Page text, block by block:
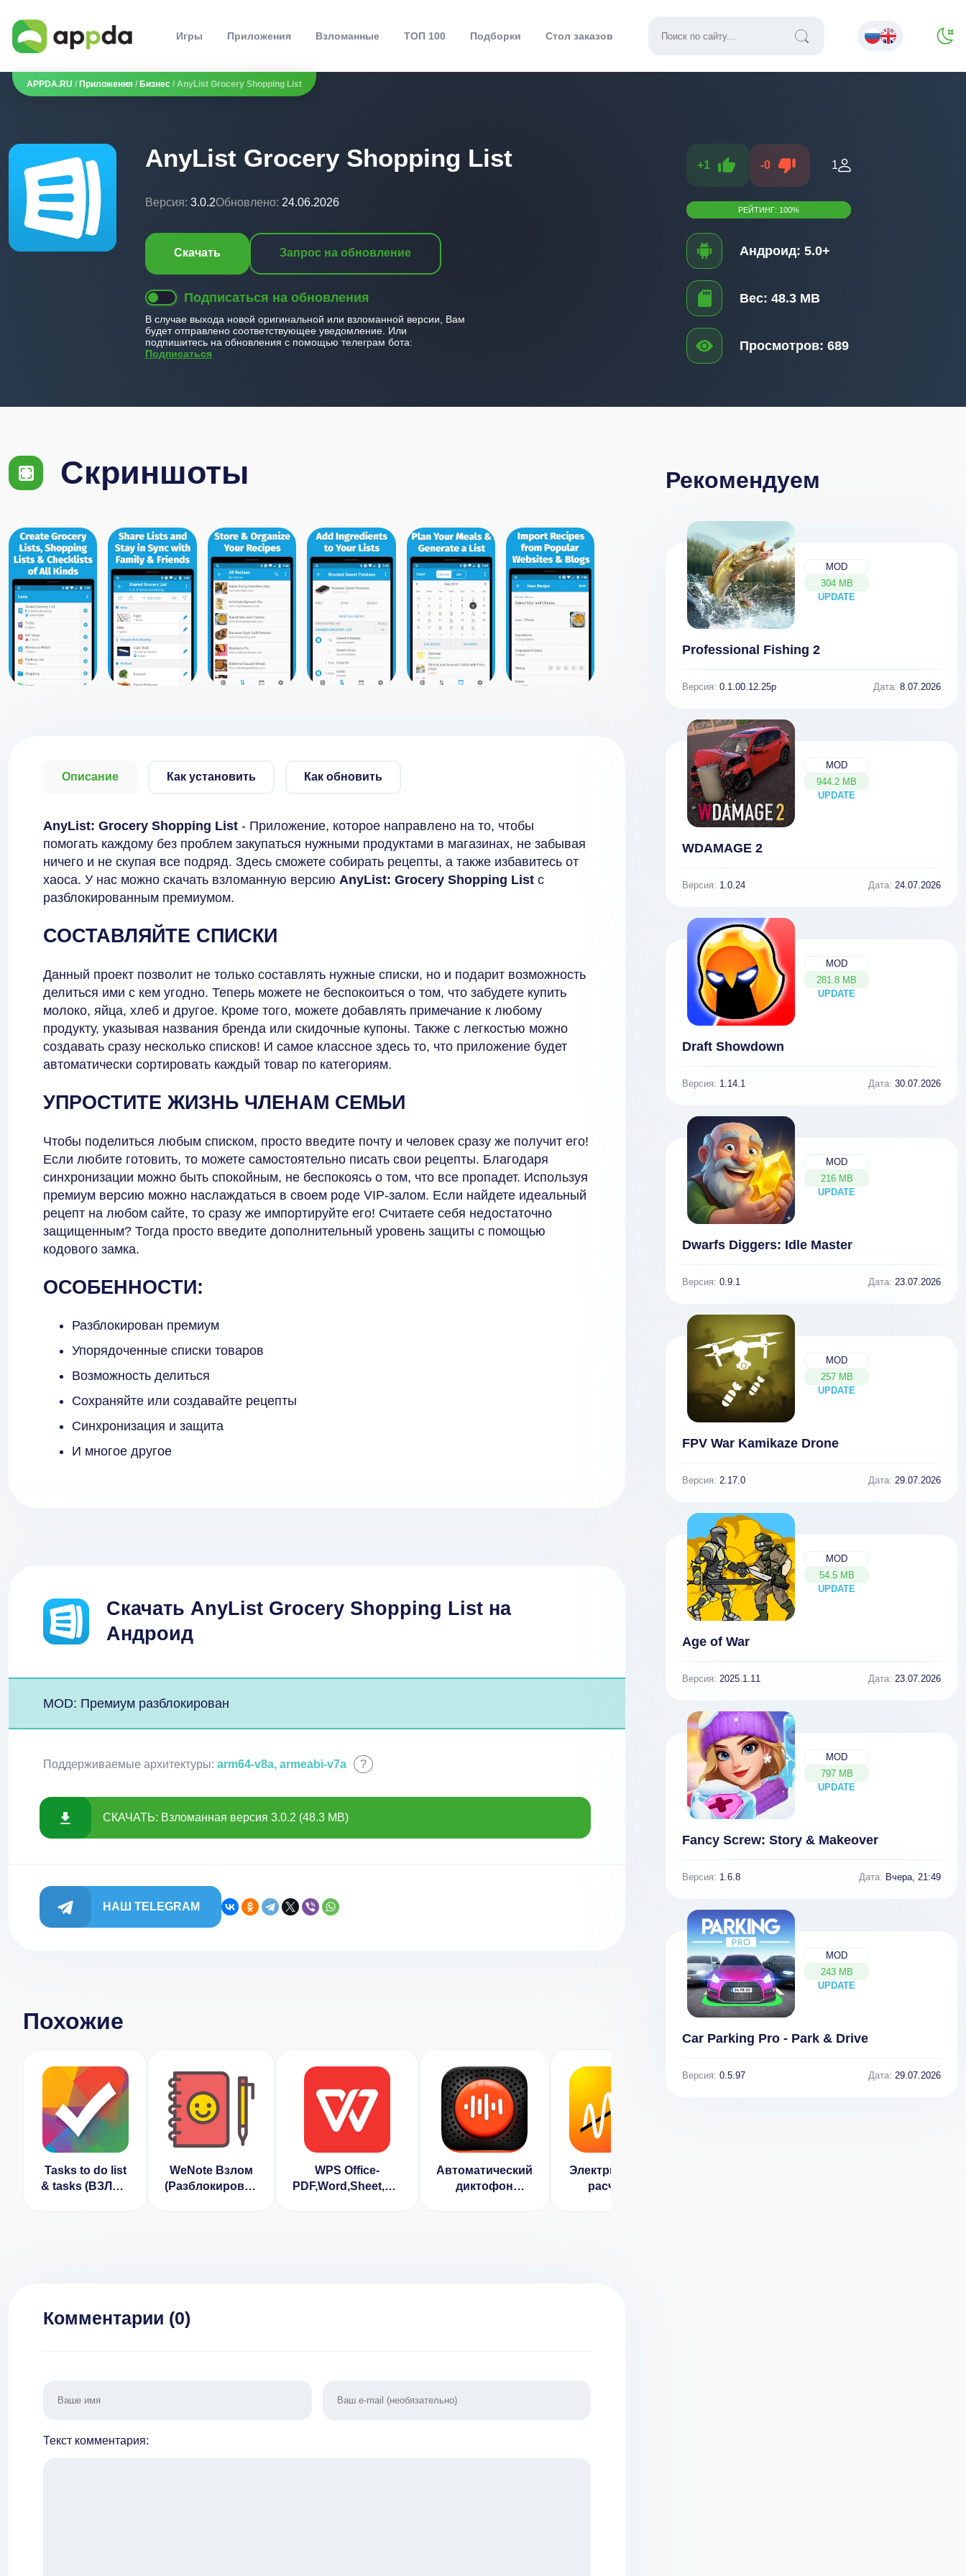
Игры Приложения Взломанные ТОП 100 Подборки Стол заказов
APPDA.RU / Приложения / Бизнес / AnyList Grocery Shopping List
AnyList Grocery Shopping List
Версия: 3.0.2Обновлено: 24.06.2026
Скачать Запрос на обновление
Подписаться на обновления
В случае выхода новой оригинальной или взломанной версии, Вам
будет отправлено соответствующее уведомление. Или
подпишитесь на обновления с помощью телеграм бота:
Подписаться
+1 -0 1
РЕЙТИНГ: 100%
Андроид: 5.0+
Вес: 48.3 MB
Просмотров: 689
Скриншоты
Описание Как установить Как обновить
AnyList: Grocery Shopping List - Приложение, которое направлено на то, чтобы
помогать каждому без проблем закупаться нужными продуктами в магазинах, не забывая
ничего и не скупая все подряд. Здесь сможете собирать рецепты, а также избавитесь от
хаоса. У нас можно скачать взломанную версию AnyList: Grocery Shopping List с
разблокированным премиумом.
СОСТАВЛЯЙТЕ СПИСКИ
Данный проект позволит не только составлять нужные списки, но и подарит возможность
делиться ими с кем угодно. Теперь можете не беспокоиться о том, что забудете купить
молоко, яйца, хлеб и другое. Кроме того, можете добавлять примечание к любому
продукту, указывая названия бренда или скидочные купоны. Также с легкостью можно
создавать сразу несколько списков! И самое классное здесь то, что приложение будет
автоматически сортировать каждый товар по категориям.
УПРОСТИТЕ ЖИЗНЬ ЧЛЕНАМ СЕМЬИ
Чтобы поделиться любым списком, просто введите почту и человек сразу же получит его!
Если любите готовить, то можете самостоятельно писать свои рецепты. Благодаря
синхронизации можно быть спокойным, не беспокоясь о том, что все пропадет. Используя
премиум версию можно наслаждаться в своем роде VIP-залом. Если найдете идеальный
рецепт на любом сайте, то сразу же импортируйте его! Считаете себя недостаточно
защищенным? Тогда просто введите дополнительный уровень защиты с помощью
кодового замка.
ОСОБЕННОСТИ:
Разблокирован премиум
Упорядоченные списки товаров
Возможность делиться
Сохраняйте или создавайте рецепты
Синхронизация и защита
И многое другое
Скачать AnyList Grocery Shopping List на
Андроид
MOD: Премиум разблокирован
Поддерживаемые архитектуры: arm64-v8a, armeabi-v7a ?
СКАЧАТЬ: Взломанная версия 3.0.2 (48.3 MB)
НАШ TELEGRAM
Похожие
Tasks to do list
& tasks (ВЗЛОМ
WeNote Взлом
(Разблокирован
WPS Office-
PDF,Word,Sheet,PPT
Автоматический
диктофон
Электрические
расчеты
Комментарии (0)
Текст комментария:
Рекомендуем
MOD
304 MB
UPDATE
NEW
Professional Fishing 2
Версия: 0.1.00.12.25p Дата: 8.07.2026
MOD
944.2 MB
UPDATE
NEW
WDAMAGE 2
Версия: 1.0.24 Дата: 24.07.2026
MOD
281.8 MB
UPDATE
NEW
Draft Showdown
Версия: 1.14.1 Дата: 30.07.2026
MOD
216 MB
UPDATE
NEW
Dwarfs Diggers: Idle Master
Версия: 0.9.1 Дата: 23.07.2026
MOD
257 MB
UPDATE
NEW
FPV War Kamikaze Drone
Версия: 2.17.0 Дата: 29.07.2026
MOD
54.5 MB
UPDATE
NEW
Age of War
Версия: 2025.1.11 Дата: 23.07.2026
MOD
797 MB
UPDATE
NEW
Fancy Screw: Story & Makeover
Версия: 1.6.8 Дата: Вчера, 21:49
MOD
243 MB
UPDATE
NEW
Car Parking Pro - Park & Drive
Версия: 0.5.97 Дата: 29.07.2026